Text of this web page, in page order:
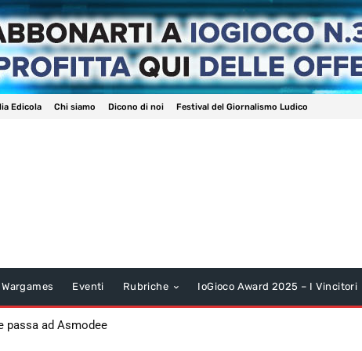
Edicola Chi siamo Dicono di noi Festival del Giornalismo Ludico
Wargames Eventi Rubriche IoGioco Award 2025 – I Vincitori
passa ad Asmodee